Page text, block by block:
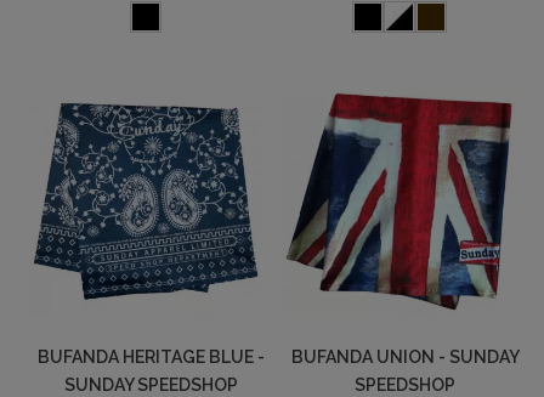
BUFANDA HERITAGE BLUE -
SUNDAY SPEEDSHOP
BUFANDA UNION - SUNDAY
SPEEDSHOP